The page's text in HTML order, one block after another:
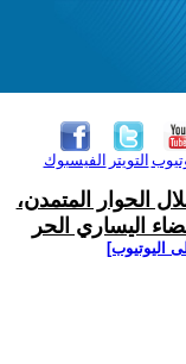
الفيسبوك التويتر
الحوار المتمدن،
اليساري الحر
اليوتيوب]